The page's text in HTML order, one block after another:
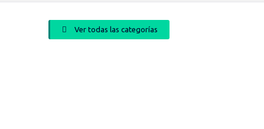
Ver todas las categorías